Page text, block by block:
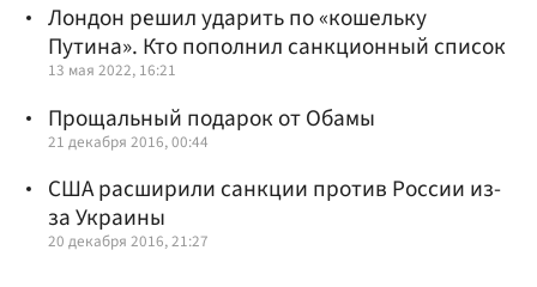
Лондон решил ударить по «кошельку
Путина». Кто пополнил санкционный список
13 мая 2022, 16:21
Прощальный подарок от Обамы
21 декабря 2016, 00:44
США расширили санкции против России из-
за Украины
20 декабря 2016, 21:27